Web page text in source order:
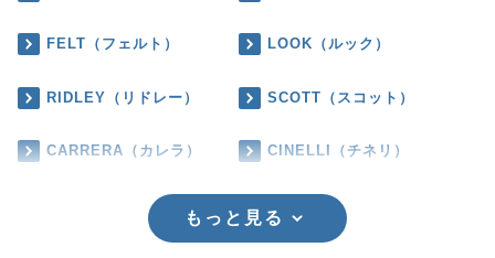
FELT（フェルト） LOOK（ルック）
RIDLEY（リドレー） SCOTT（スコット）
CARRERA（カレラ） CINELLI（チネリ）
もっと見る